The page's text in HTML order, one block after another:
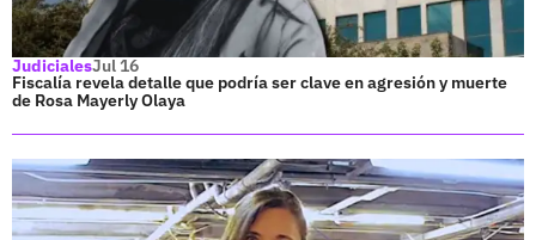
JudicialesJul 16
Fiscalía revela detalle que podría ser clave en agresión y muerte
de Rosa Mayerly Olaya